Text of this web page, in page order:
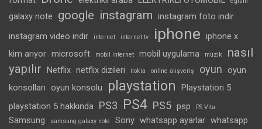
galaxy note google instagram instagram foto indir
instagram video indir
internet internet tv iphone iphone x
kim arıyor microsoft mobil internet mobil uygulama müzik
nasıl
yapılır Netflix netflix dizileri nokia online alışveriş oyun
oyun
konsolları
oyun konsolu playstation
Playstation 5
playstation 5 hakkında PS3 PS4 PS5 psp PS Vita
Samsung samsung galaxy note Sony whatsapp ayarlar whatsapp